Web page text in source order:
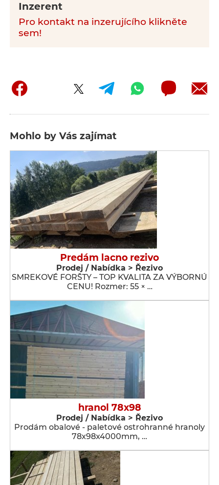
Inzerent
Pro kontakt na inzerujícího klikněte
sem!
Mohlo by Vás zajímat
Predám lacno rezivo
Prodej / Nabídka > Řezivo
SMREKOVÉ FORŠTY – TOP KVALITA ZA VÝBORNÚ
CENU! Rozmer: 55 × …
hranol 78x98
Prodej / Nabídka > Řezivo
Prodám obalové - paletové ostrohranné hranoly
78x98x4000mm, …